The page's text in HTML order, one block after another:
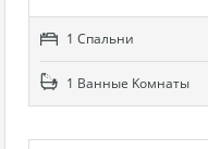
1 Cпальни
1 Bанные Kомнаты